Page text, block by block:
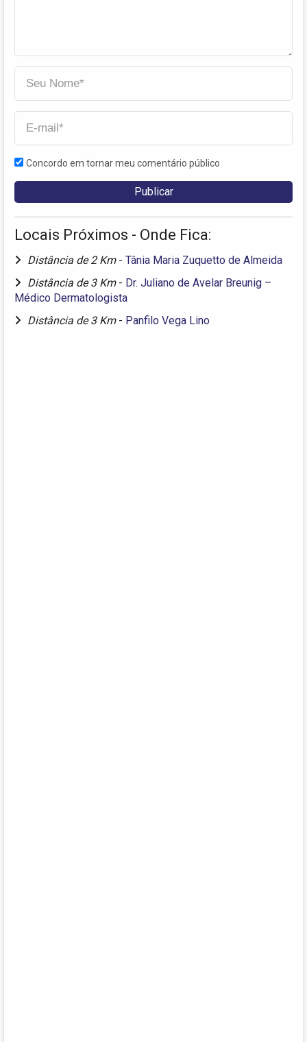
Concordo em tornar meu comentário público
Locais Próximos - Onde Fica:
Distância de 2 Km - Tânia Maria Zuquetto de Almeida
Distância de 3 Km - Dr. Juliano de Avelar Breunig –
Médico Dermatologista
Distância de 3 Km - Panfilo Vega Lino